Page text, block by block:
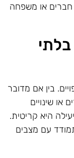
חברים או משפחה
בין אם מדובר
או שינויים
היא קריטית.
עם מצבים